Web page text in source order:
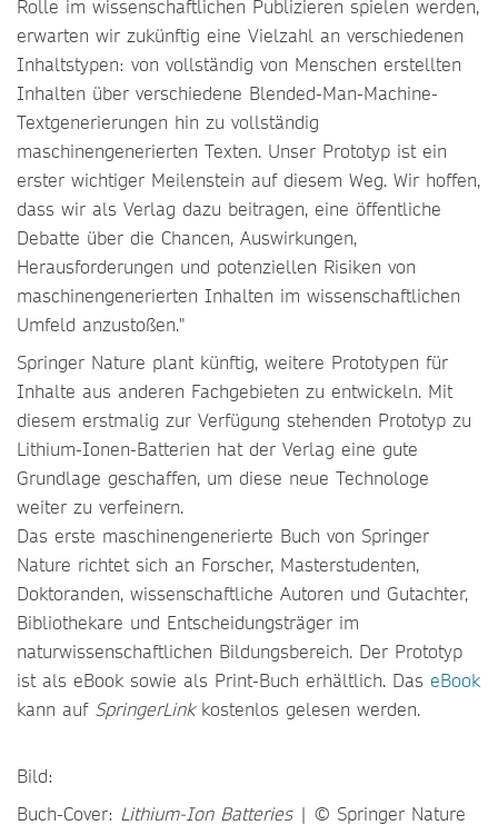
Rolle im wissenschaftlichen Publizieren spielen werden,
erwarten wir zukünftig eine Vielzahl an verschiedenen
Inhaltstypen: von vollständig von Menschen erstellten
Inhalten über verschiedene Blended-Man-Machine-
Textgenerierungen hin zu vollständig
maschinengenerierten Texten. Unser Prototyp ist ein
erster wichtiger Meilenstein auf diesem Weg. Wir hoffen,
dass wir als Verlag dazu beitragen, eine öffentliche
Debatte über die Chancen, Auswirkungen,
Herausforderungen und potenziellen Risiken von
maschinengenerierten Inhalten im wissenschaftlichen
Umfeld anzustoßen."
Springer Nature plant künftig, weitere Prototypen für
Inhalte aus anderen Fachgebieten zu entwickeln. Mit
diesem erstmalig zur Verfügung stehenden Prototyp zu
Lithium-Ionen-Batterien hat der Verlag eine gute
Grundlage geschaffen, um diese neue Technologe
weiter zu verfeinern.
Das erste maschinengenerierte Buch von Springer
Nature richtet sich an Forscher, Masterstudenten,
Doktoranden, wissenschaftliche Autoren und Gutachter,
Bibliothekare und Entscheidungsträger im
naturwissenschaftlichen Bildungsbereich. Der Prototyp
ist als eBook sowie als Print-Buch erhältlich. Das eBook
kann auf SpringerLinkkostenlos gelesen werden.
Bild:
Buch-Cover: Lithium-Ion Batteries| © Springer Nature